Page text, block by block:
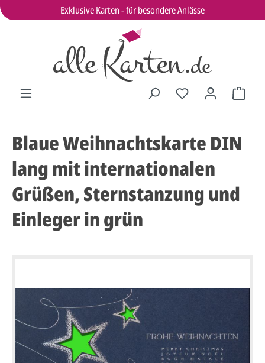
Exklusive Karten - für besondere Anlässe
Blaue Weihnachtskarte DIN
lang mit internationalen
Grüßen, Sternstanzung und
Einleger in grün